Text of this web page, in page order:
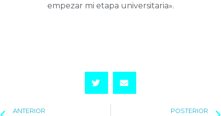
empezar mi etapa universitaria».
ANTERIOR POSTERIOR